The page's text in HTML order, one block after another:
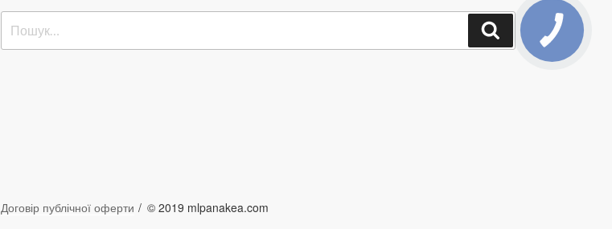
за
запитом:
Шукати
Договір публічної оферти © 2019 mlpanakea.com